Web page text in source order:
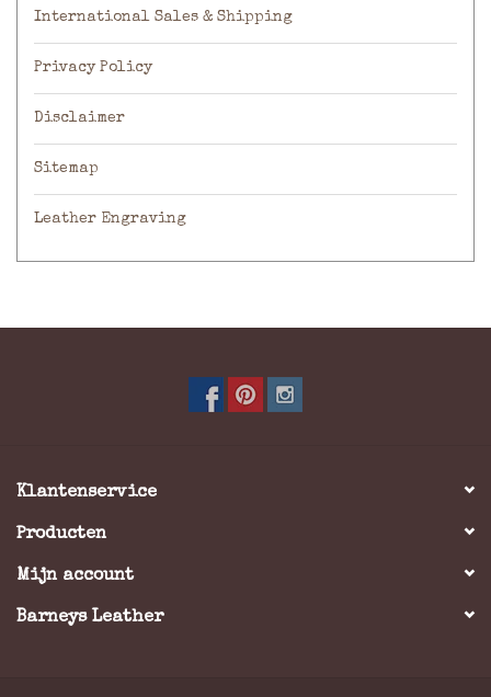
International Sales & Shipping
Privacy Policy
Disclaimer
Sitemap
Leather Engraving
Klantenservice
Producten
Mijn account
Barneys Leather